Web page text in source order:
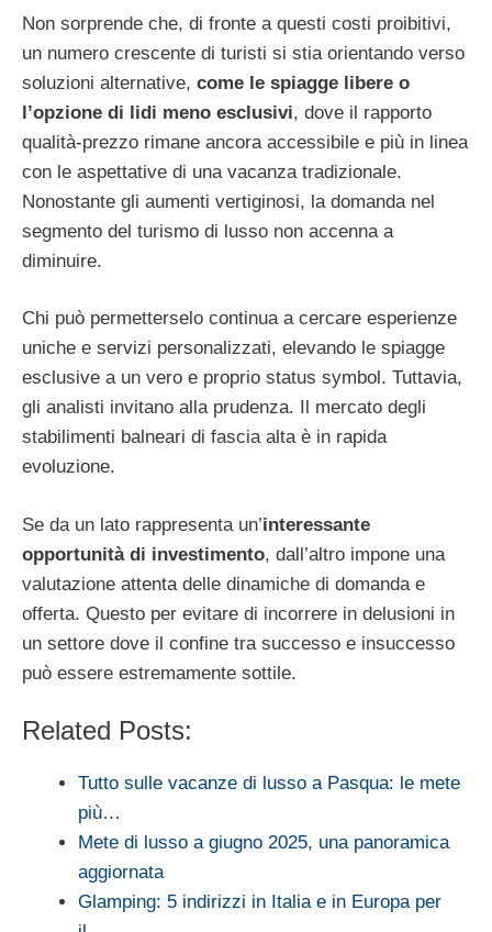
Non sorprende che, di fronte a questi costi proibitivi,
un numero crescente di turisti si stia orientando verso
soluzioni alternative, come le spiagge libere o
l’opzione di lidi meno esclusivi, dove il rapporto
qualità-prezzo rimane ancora accessibile e più in linea
con le aspettative di una vacanza tradizionale.
Nonostante gli aumenti vertiginosi, la domanda nel
segmento del turismo di lusso non accenna a
diminuire.
Chi può permetterselo continua a cercare esperienze
uniche e servizi personalizzati, elevando le spiagge
esclusive a un vero e proprio status symbol. Tuttavia,
gli analisti invitano alla prudenza. Il mercato degli
stabilimenti balneari di fascia alta è in rapida
evoluzione.
Se da un lato rappresenta un’interessante
opportunità di investimento, dall’altro impone una
valutazione attenta delle dinamiche di domanda e
offerta. Questo per evitare di incorrere in delusioni in
un settore dove il confine tra successo e insuccesso
può essere estremamente sottile.
Related Posts:
Tutto sulle vacanze di lusso a Pasqua: le mete
più…
Mete di lusso a giugno 2025, una panoramica
aggiornata
Glamping: 5 indirizzi in Italia e in Europa per